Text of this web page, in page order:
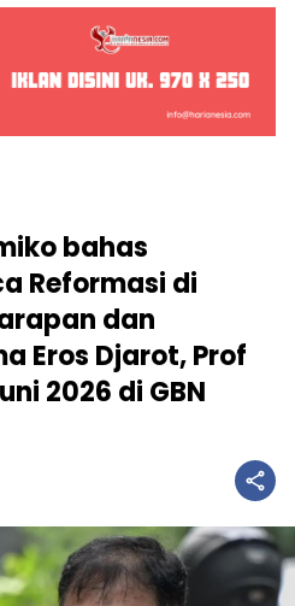
bahas
Reformasi di
dan
Eros Djarot, Prof
2026 di GBN